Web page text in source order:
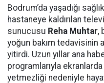
Bodrum’da yaşadığı
hastaneye kaldırılan
sunucusu Reha Muhtar,
yoğun bakım tedavisinin
yitirdi. Uzun yıllar ana
programlarıyla ekranlarda
yetmezliği nedeniyle